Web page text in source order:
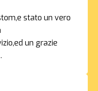
stato un vero
un grazie